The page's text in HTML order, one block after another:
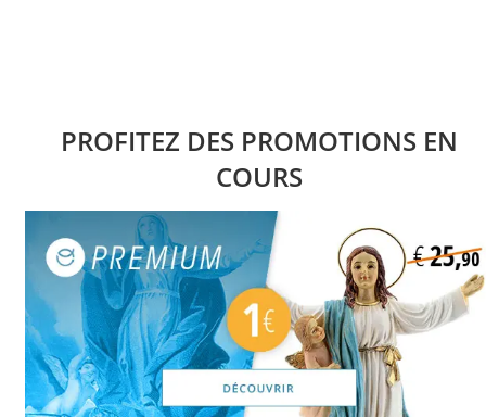
PROFITEZ DES PROMOTIONS EN
COURS